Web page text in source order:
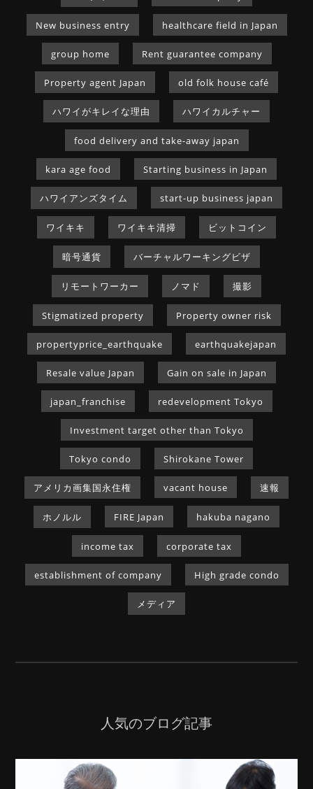
New business entry healthcare field in Japan
group home Rent guarantee company
Property agent Japan old folk house café
ハワイがキレイな理由 ハワイカルチャー
food delivery and take-away japan
kara age food Starting business in Japan
ハワイアンズタイム start-up business japan
ワイキキ ワイキキ清掃 ビットコイン
暗号通貨 バーチャルワーキングビザ
リモートワーカー ノマド 撮影
Stigmatized property Property owner risk
propertyprice_earthquake earthquakejapan
Resale value Japan Gain on sale in Japan
japan_franchise redevelopment Tokyo
Investment target other than Tokyo
Tokyo condo Shirokane Tower
アメリカ画集国永住権 vacant house 速報
ホノルル FIRE Japan hakuba nagano
income tax corporate tax
establishment of company High grade condo
メディア
人気のブログ記事